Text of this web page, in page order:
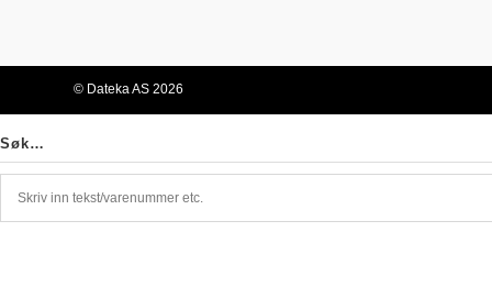
© Dateka AS 2026
Søk…